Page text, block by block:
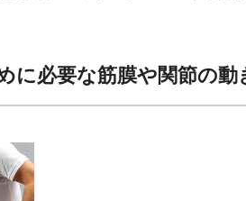
に必要な筋膜や関節の動